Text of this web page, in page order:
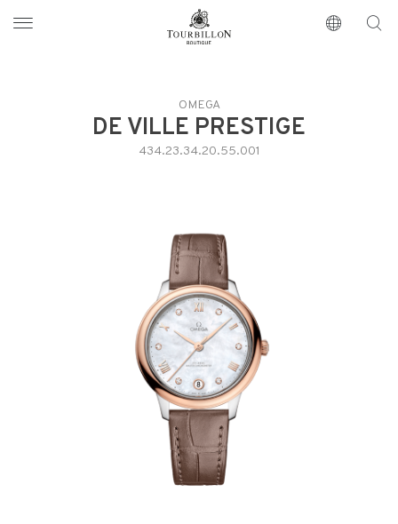
https://www.tourbillon.com/it
OMEGA
DE VILLE PRESTIGE
434.23.34.20.55.001